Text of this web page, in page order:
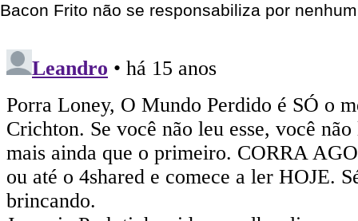
Bacon Frito não se responsabiliza por